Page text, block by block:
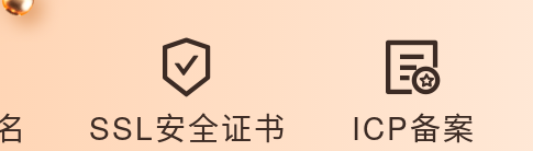
网站能够吸引到有需求的潜在用户来访问网站。不过网站的主
目标太高的话，实现不了就会打击团队的信心。
应遵循的原则，大家一定能确定合适的网站主题的。
SSL安全证书 ICP备案